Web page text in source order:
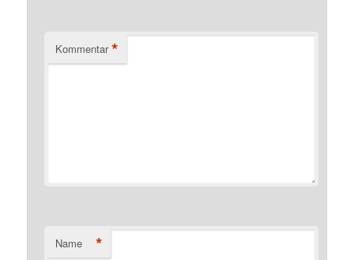
Kommentar *
Name *